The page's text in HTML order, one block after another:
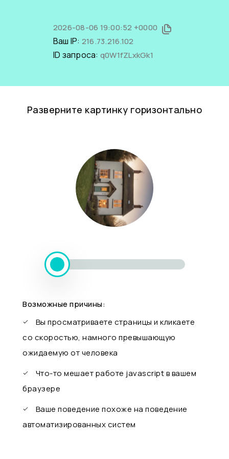
2026-08-06 19:00:52 +0000
Ваш IP: 216.73.216.102
ID запроса: q0W1fZLxkGk1
Разверните картинку горизонтально
Возможные причины:
Вы просматриваете страницы и кликаете
со скоростью, намного превышающую
ожидаемую от человека
Что-то мешает работе javascript в вашем
браузере
Ваше поведение похоже на поведение
автоматизированных систем